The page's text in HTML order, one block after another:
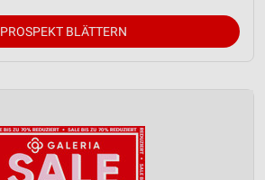
PROSPEKT BLÄTTERN